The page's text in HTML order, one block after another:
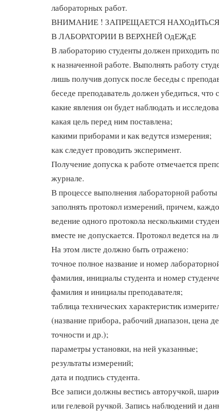
лабораторных работ.
ВНИМАНИЕ ! ЗАПРЕЩАЕТСЯ НАХОдИТьСЯ
В ЛАБОРАТОРИИ В ВЕРХНЕЙ ОдЕЖдЕ
В лабораторию студенты должен приходить
к назначенной работе. Выполнять работу
лишь получив допуск после беседы с
беседе преподаватель должен убедиться, что
какие явления он будет наблюдать и
какая цель перед ним поставлена;
какими приборами и как ведутся измерения;
как следует проводить эксперимент.
Получение допуска к работе отмечается
журнале.
В процессе выполнения лабораторной
заполнять протокол измерений, причем,
ведение одного протокола несколькими
вместе не допускается. Протокол ведется на
На этом листе должно быть отражено:
точное полное название и номер
фамилия, инициалы студента и номер
фамилия и инициалы преподавателя;
таблица технических характеристик
(название прибора, рабочий диапазон, цена
точности и др.);
параметры установки, на ней указанные;
результаты измерений;
дата и подпись студента.
Все записи должны вестись авторучкой,
или гелевой ручкой. Запись наблюдений и